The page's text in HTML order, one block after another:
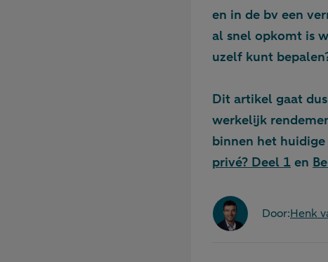
en in de bv een
al snel opkomt is
uzelf kunt
Dit artikel gaat
werkelijk
binnen het
privé? Deel 1 en
Door:Henk